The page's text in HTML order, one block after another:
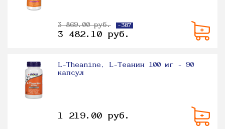
3 869.00 руб. -387
3 482.10 руб.
L-Theanine, L-Теанин 100 мг - 90
капсул
1 219.00 руб.